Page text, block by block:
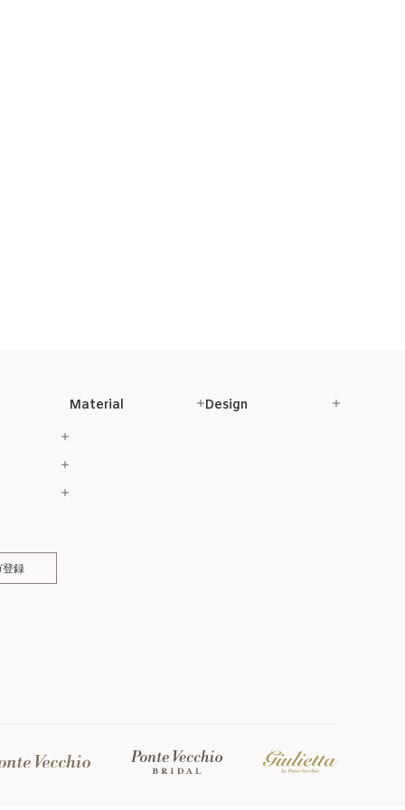
録
Material Design